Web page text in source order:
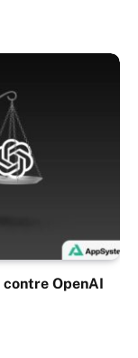
OpenAI